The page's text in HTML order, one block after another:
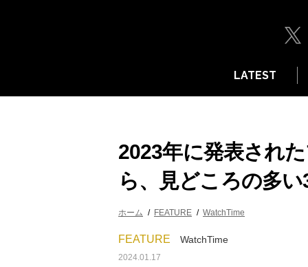
LATEST
2023年に発表され
ら、見どころの多
ホーム FEATURE WatchTime
FEATURE WatchTime
2024.01.17